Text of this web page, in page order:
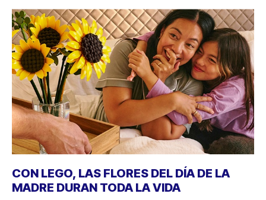
CON LEGO, LAS FLORES DEL DÍA DE LA
MADRE DURAN TODA LA VIDA